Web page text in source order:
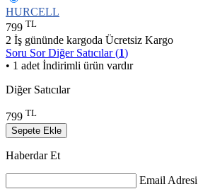
HURCELL
799 TL
2 İş gününde kargoda Ücretsiz Kargo
Soru SorDiğer Satıcılar (1)
• 1 adet İndirimli ürün vardır
Diğer Satıcılar
799 TL
Sepete Ekle
Haberdar Et
Email Adresi